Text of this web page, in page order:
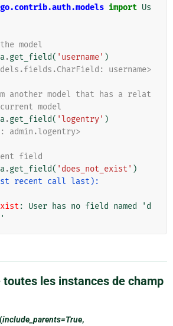
import Us
model
.get_field( 'username' )
username>
another model that has a relat
model
.get_field( 'logentry' )
admin.logentry>
field
.get_field( 'does_not_exist' )
recent call last):
: User has no field named 'd
toutes les instances de champ
(include_parents=True,